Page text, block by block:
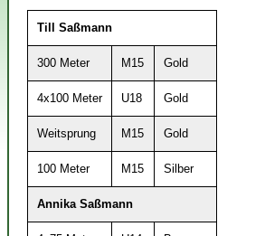
Till Saßmann
300 Meter M15 Gold
4x100 Meter U18 Gold
Weitsprung M15 Gold
100 Meter M15 Silber
Annika Saßmann